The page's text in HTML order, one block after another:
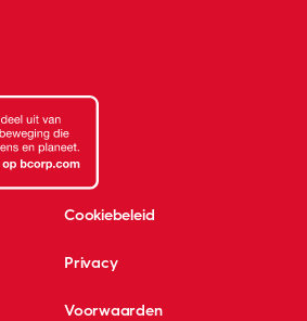
Cookiebeleid
Privacy
Voorwaarden